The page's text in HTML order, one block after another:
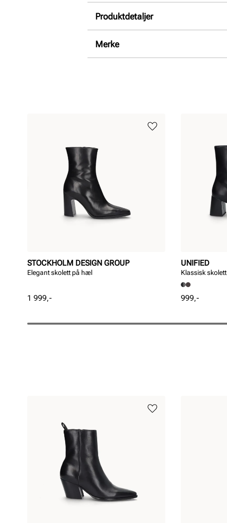
Produktdetaljer
Overdel:
Merke
STOCKHOLM DESIGN GROUP
Elegant skolett på hæl
Pris
1 999,-
UNIFIED
Klassisk skolett
Pris
999,-